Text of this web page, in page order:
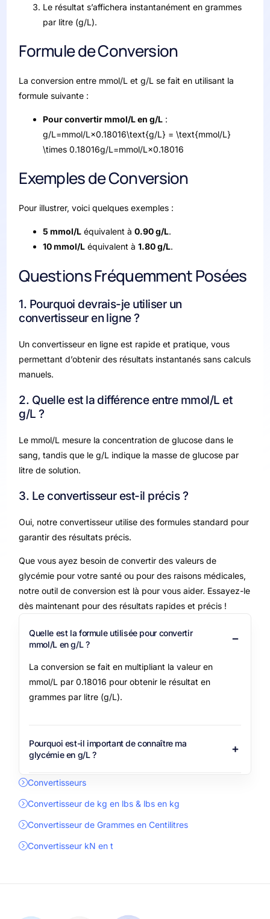
Le résultat s’affichera instantanément en grammes
par litre (g/L).
Formule de Conversion
La conversion entre mmol/L et g/L se fait en utilisant la
formule suivante :
Pour convertir mmol/L en g/L :
g/L=mmol/L×0.18016\text{g/L} = \text{mmol/L}
\times 0.18016g/L=mmol/L×0.18016
Exemples de Conversion
Pour illustrer, voici quelques exemples :
5 mmol/L équivalent à0.90 g/L.
10 mmol/L équivalent à1.80 g/L.
Questions Fréquemment Posées
1. Pourquoi devrais-je utiliser un
convertisseur en ligne ?
Un convertisseur en ligne est rapide et pratique, vous
permettant d’obtenir des résultats instantanés sans calculs
manuels.
2. Quelle est la différence entre mmol/L et
g/L ?
Le mmol/L mesure la concentration de glucose dans le
sang, tandis que le g/L indique la masse de glucose par
litre de solution.
3. Le convertisseur est-il précis ?
Oui, notre convertisseur utilise des formules standard pour
garantir des résultats précis.
Que vous ayez besoin de convertir des valeurs de
glycémie pour votre santé ou pour des raisons médicales,
notre outil de conversion est là pour vous aider. Essayez-le
dès maintenant pour des résultats rapides et précis !
Quelle est la formule utilisée pour convertir
mmol/L en g/L ?
La conversion se fait en multipliant la valeur en
mmol/L par 0.18016 pour obtenir le résultat en
grammes par litre (g/L).
Pourquoi est-il important de connaître ma
glycémie en g/L ?
Convertisseurs
Convertisseur de kg en lbs & lbs en kg
Convertisseur de Grammes en Centilitres
Convertisseur kN en t